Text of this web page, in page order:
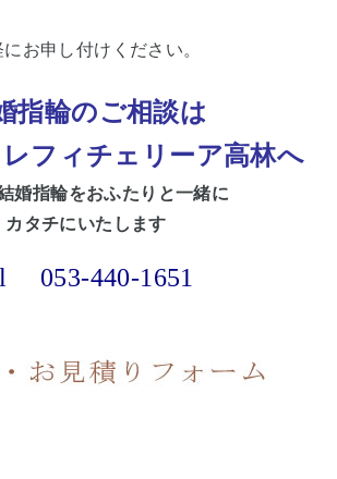
お申し付けください。
指輪のご相談は
フィチェリーア高林へ
婚指輪をおふたりと一緒に
カタチにいたします
053-440-1651